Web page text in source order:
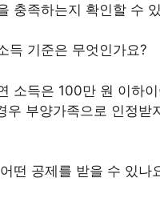
충족하는지 확인할 수
득 기준은 무엇인가요?
소득은 100만 원 이하
우 부양가족으로 인정받
떤 공제를 받을 수 있나